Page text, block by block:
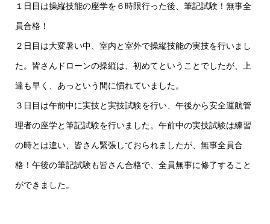
１日目は操縦技能の座学を６時限行った後、筆記試験！無事全
員合格！
２日目は大変暑い中、室内と室外で操縦技能の実技を行いまし
た。皆さんドローンの操縦は、初めてということでしたが、上
達も早く、あっという間に慣れていました。
３日目は午前中に実技と実技試験を行い、午後から安全運航管
理者の座学と筆記試験を行いました。午前中の実技試験は練習
の時とは違い、皆さん緊張しておられましたが、無事全員合
格！午後の筆記試験も皆さん合格で、全員無事に修了すること
ができました。